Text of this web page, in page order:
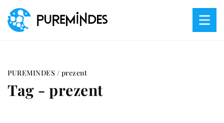
PUREMINDES / prezent
Tag - prezent